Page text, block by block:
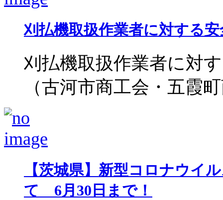
刈払機取扱作業者に対する
刈払機取扱作業者に対
（古河市商工会・五霞
【茨城県】新型コロナウイ
て 6月30日まで！